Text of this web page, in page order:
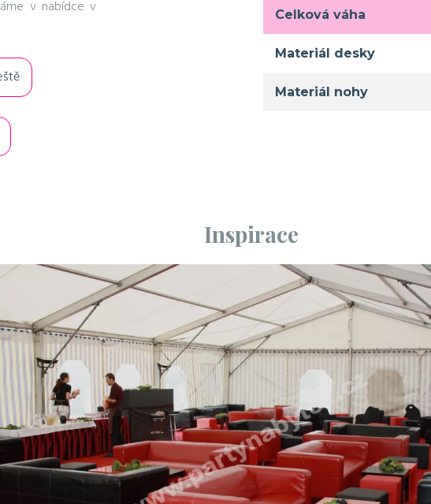
v nabídce v
Celková váha
Materiál desky
Materiál nohy
Inspirace